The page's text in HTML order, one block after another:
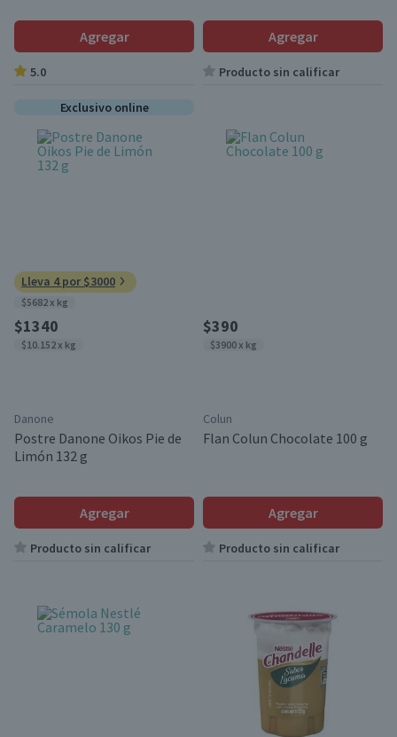
Agregar
5.0
Agregar
Producto sin calificar
Exclusivo online
Lleva 4 por $3000
$5682 x kg
$1340
$10.152 x kg
Danone
Postre Danone Oikos Pie de
Limón 132 g
Agregar
Producto sin calificar
$390
$3900 x kg
Colun
Flan Colun Chocolate 100 g
Agregar
Producto sin calificar